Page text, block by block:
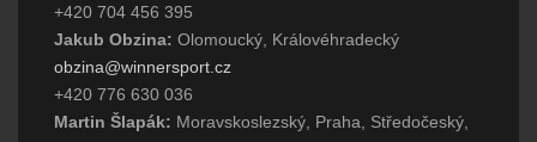
+420 704 456 395
Jakub Obzina: Olomoucký, Královéhradecký
obzina@winnersport.cz
+420 776 630 036
Martin Šlapák: Moravskoslezský, Praha, Středočeský,